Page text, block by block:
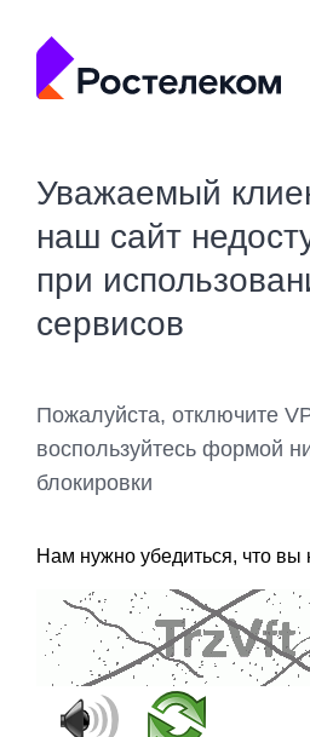
Уважаемый
наш сайт
при
сервисов
Пожалуйста, отключите
воспользуйтесь формой
блокировки
Нам нужно убедиться, что вы